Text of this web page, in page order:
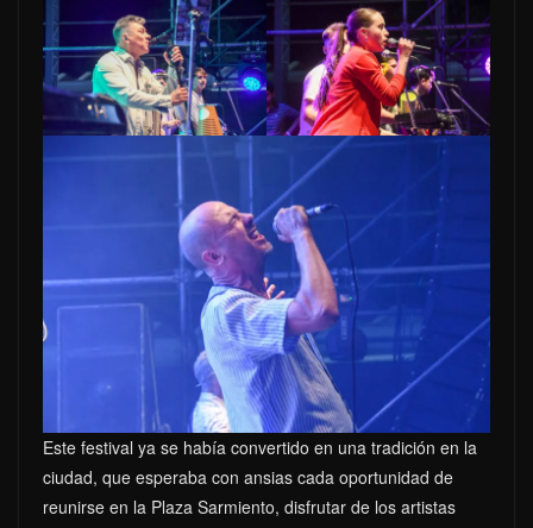
Este festival ya se había convertido en una tradición en la
ciudad, que esperaba con ansias cada oportunidad de
reunirse en la Plaza Sarmiento, disfrutar de los artistas